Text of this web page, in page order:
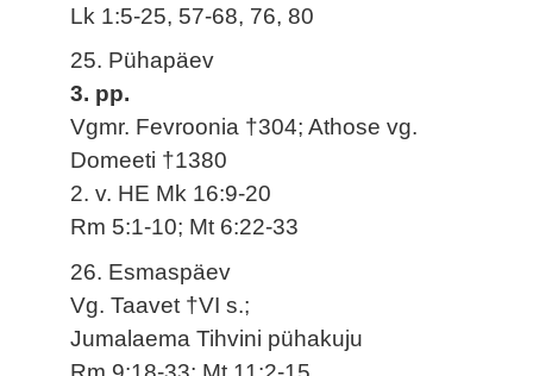
Lk 1:5-25, 57-68, 76, 80
25. Pühapäev
3. pp.
Vgmr. Fevroonia †304; Athose vg.
Domeeti †1380
2. v. HE Mk 16:9-20
Rm 5:1-10; Mt 6:22-33
26. Esmaspäev
Vg. Taavet †VI s.;
Jumalaema Tihvini pühakuju